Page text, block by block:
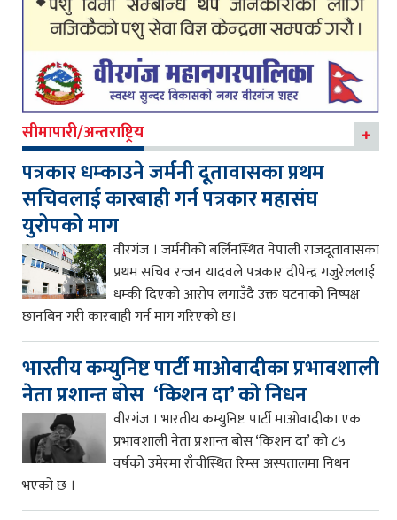
सीमापारी/अन्तराष्ट्रिय
पत्रकार धम्काउने जर्मनी दूतावासका प्रथम
सचिवलाई कारबाही गर्न पत्रकार महासंघ
युरोपको माग
वीरगंज । जर्मनीको बर्लिनस्थित नेपाली राजदूतावासका
प्रथम सचिव रन्जन यादवले पत्रकार दीपेन्द्र गजुरेललाई
धम्की दिएको आरोप लगाउँदै उक्त घटनाको निष्पक्ष
छानबिन गरी कारबाही गर्न माग गरिएको छ।
भारतीय कम्युनिष्ट पार्टी माओवादीका प्रभावशाली
नेता प्रशान्त बोस ‘किशन दा’ को निधन
वीरगंज । भारतीय कम्युनिष्ट पार्टी माओवादीका एक
प्रभावशाली नेता प्रशान्त बोस ‘किशन दा’ को ८५
वर्षको उमेरमा राँचीस्थित रिम्स अस्पतालमा निधन
भएको छ ।